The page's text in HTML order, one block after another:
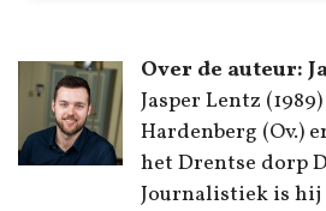
Over de auteur:
Jasper Lentz
Hardenberg (Ov.)
het Drentse dorp
Journalistiek is hij